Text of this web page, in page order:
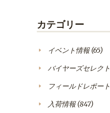
カテゴリー
イベント情報(65)
バイヤーズセレクト
フィールドレポート
入荷情報(847)